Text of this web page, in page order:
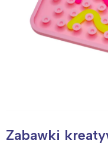
Zabawki